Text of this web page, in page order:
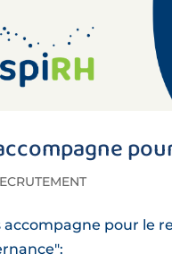
accompagne pour le